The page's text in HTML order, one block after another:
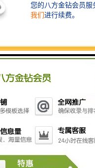
自动清洗。